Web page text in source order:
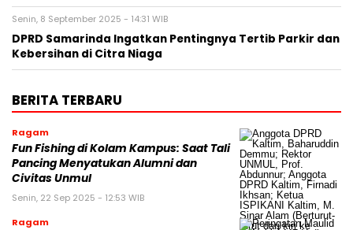
Senin, 8 September 2025 - 14:31 WIB
DPRD Samarinda Ingatkan Pentingnya Tertib Parkir dan
Kebersihan di Citra Niaga
BERITA TERBARU
Ragam
Fun Fishing di Kolam Kampus: Saat Tali
Pancing Menyatukan Alumni dan
Civitas Unmul
Senin, 22 Sep 2025 - 12:53 WIB
Ragam